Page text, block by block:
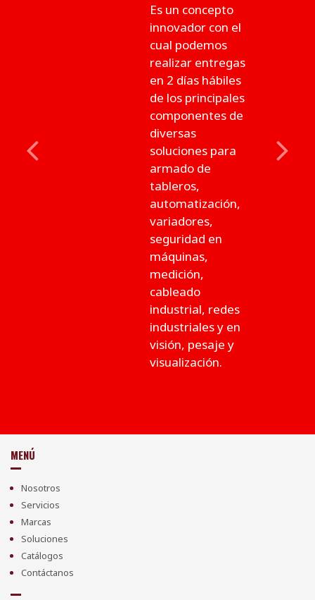
Es un concepto
innovador con el
cual podemos
realizar entregas
en 2 días hábiles
de los principales
componentes de
diversas
soluciones para
armado de
tableros,
automatización,
variadores,
seguridad en
máquinas,
medición,
cableado
industrial, redes
industriales y en
visión, pesaje y
visualización.
Previous Next
MENÚ
Nosotros
Servicios
Marcas
Soluciones
Catálogos
Contáctanos